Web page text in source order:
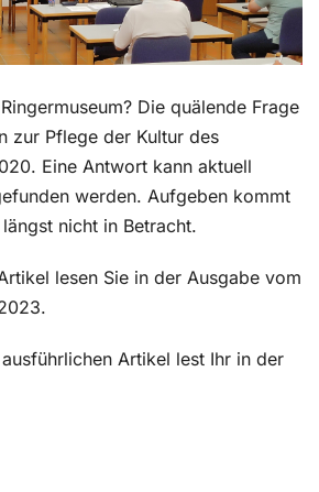
Die quälende Frage
zur Pflege der Kultur des
Eine Antwort kann aktuell
werden. Aufgeben kommt
nicht in Betracht.
lesen Sie in der Ausgabe vom
Artikel lest Ihr in der